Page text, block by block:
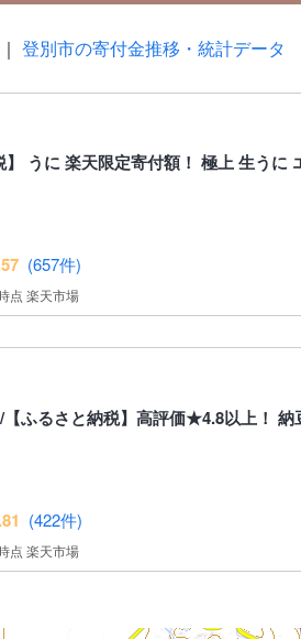
｜ 登別市の寄付金推移・統計データ
】 うに 楽天限定寄付額！ 極上 生うに
(657件)
点 楽天市場
ふるさと納税】高評価★4.8以上！ 納
(422件)
点 楽天市場